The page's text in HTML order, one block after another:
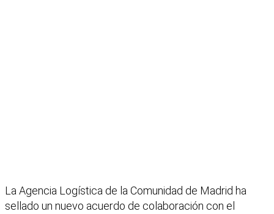
La Agencia Logística de la Comunidad de Madrid ha
sellado un nuevo acuerdo de colaboración con el